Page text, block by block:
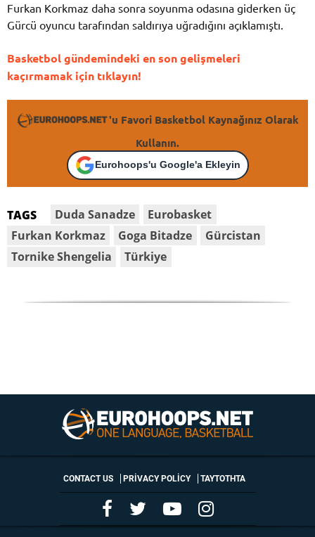
Furkan Korkmaz daha sonra soyunma odasına giderken üç
Gürcü oyuncu tarafından saldırıya uğradığını açıklamıştı.
Basketbol gündemindeki en son gelişmeleri
kaçırmamak için tıklayın!
'u Favori Basketbol Kaynağınız Olarak
Kullanın.
Eurohoops'u Google'a Ekleyin
TAGS Duda Sanadze
Eurobasket
Furkan Korkmaz
Goga Bitadze
Gürcistan
Tornike Shengelia
Türkiye
CONTACT US PRIVACY POLICY ΤΑΥΤΟΤΗΤΑ